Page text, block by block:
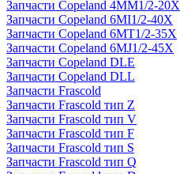
Запчасти Copeland 4MM1/2-20X
Запчасти Copeland 6MI1/2-40X
Запчасти Copeland 6MT1/2-35X
Запчасти Copeland 6MJ1/2-45X
Запчасти Copeland DLE
Запчасти Copeland DLL
Запчасти Frascold
Запчасти Frascold тип Z
Запчасти Frascold тип V
Запчасти Frascold тип F
Запчасти Frascold тип S
Запчасти Frascold тип Q